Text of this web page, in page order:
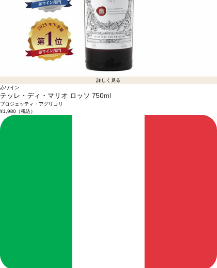
詳しく見る
赤ワイン
テッレ・ディ・マリオ ロッソ 750ml
プロジェッティ・アグリコリ
¥1,980（税込）